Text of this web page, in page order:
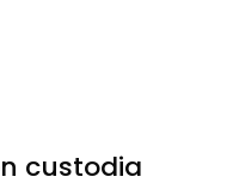
custodia